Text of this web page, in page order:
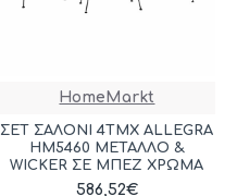
HomeMarkt
ΣΕΤ ΣΑΛΟΝΙ 4ΤΜΧ ALLEGRA
HM5460 ΜΕΤΑΛΛΟ &
WICKER ΣΕ ΜΠΕΖ ΧΡΩΜΑ
586,52€